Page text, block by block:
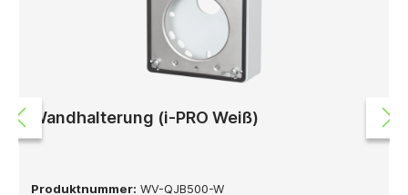
Wandhalterung (i-PRO Weiß)
Produktnummer: WV-QJB500-W